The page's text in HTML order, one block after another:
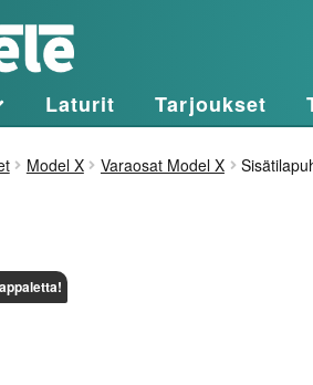
Laturit Tarjoukset
Model X Varaosat Model X